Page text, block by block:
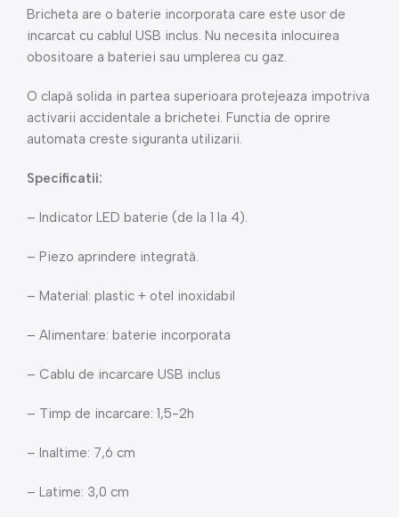
Bricheta are o baterie incorporata care este usor de
incarcat cu cablul USB inclus. Nu necesita inlocuirea
obositoare a bateriei sau umplerea cu gaz.
O clapă solida in partea superioara protejeaza impotriva
activarii accidentale a brichetei. Functia de oprire
automata creste siguranta utilizarii.
Specificatii:
– Indicator LED baterie (de la 1 la 4).
– Piezo aprindere integrată.
– Material: plastic + otel inoxidabil
– Alimentare: baterie incorporata
– Cablu de incarcare USB inclus
– Timp de incarcare: 1,5-2h
– Inaltime: 7,6 cm
– Latime: 3,0 cm